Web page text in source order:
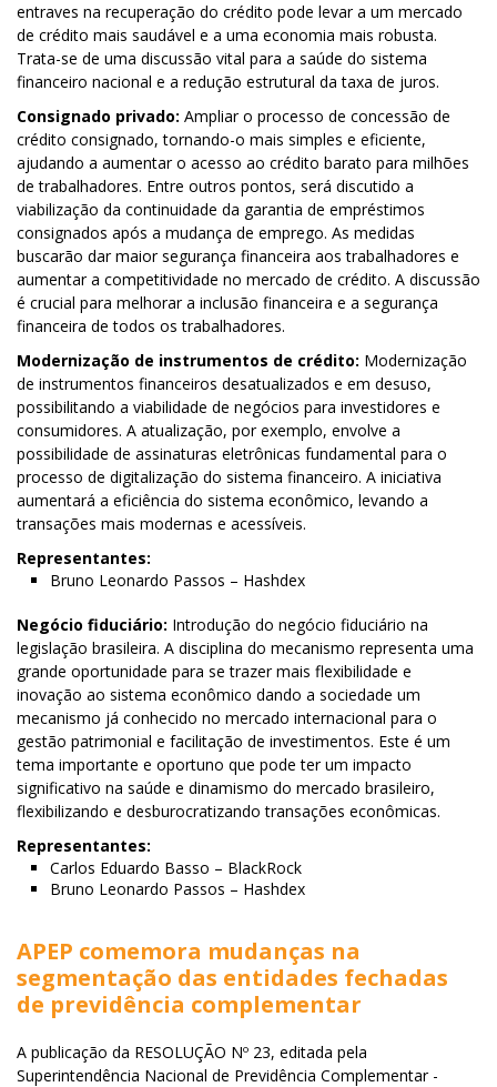
entraves na recuperação do crédito pode levar a um mercado
de crédito mais saudável e a uma economia mais robusta.
Trata-se de uma discussão vital para a saúde do sistema
financeiro nacional e a redução estrutural da taxa de juros.
Consignado privado: Ampliar o processo de concessão de
crédito consignado, tornando-o mais simples e eficiente,
ajudando a aumentar o acesso ao crédito barato para milhões
de trabalhadores. Entre outros pontos, será discutido a
viabilização da continuidade da garantia de empréstimos
consignados após a mudança de emprego. As medidas
buscarão dar maior segurança financeira aos trabalhadores e
aumentar a competitividade no mercado de crédito. A discussão
é crucial para melhorar a inclusão financeira e a segurança
financeira de todos os trabalhadores.
Modernização de instrumentos de crédito: Modernização
de instrumentos financeiros desatualizados e em desuso,
possibilitando a viabilidade de negócios para investidores e
consumidores. A atualização, por exemplo, envolve a
possibilidade de assinaturas eletrônicas fundamental para o
processo de digitalização do sistema financeiro. A iniciativa
aumentará a eficiência do sistema econômico, levando a
transações mais modernas e acessíveis.
Representantes:
Bruno Leonardo Passos – Hashdex
Negócio fiduciário: Introdução do negócio fiduciário na
legislação brasileira. A disciplina do mecanismo representa uma
grande oportunidade para se trazer mais flexibilidade e
inovação ao sistema econômico dando a sociedade um
mecanismo já conhecido no mercado internacional para o
gestão patrimonial e facilitação de investimentos. Este é um
tema importante e oportuno que pode ter um impacto
significativo na saúde e dinamismo do mercado brasileiro,
flexibilizando e desburocratizando transações econômicas.
Representantes:
Carlos Eduardo Basso – BlackRock
Bruno Leonardo Passos – Hashdex
APEP comemora mudanças na
segmentação das entidades fechadas
de previdência complementar
A publicação da RESOLUÇÃO Nº 23, editada pela
Superintendência Nacional de Previdência Complementar -